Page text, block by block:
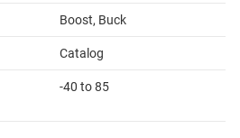
Boost, Buck
Catalog
-40 to 85